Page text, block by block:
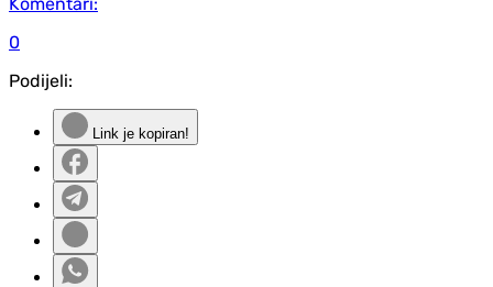
0
Podijeli:
Link je kopiran!